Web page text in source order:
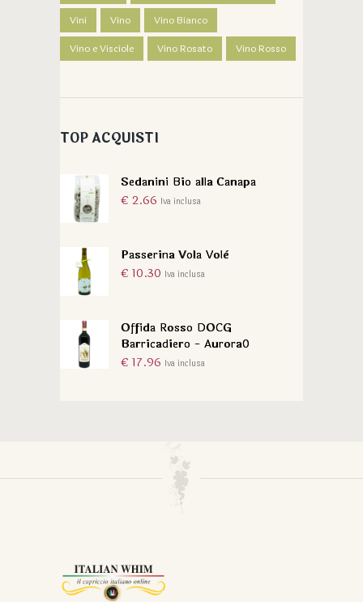
Vini
Vino
Vino Bianco
Vino e Visciole
Vino Rosato Vino Rosso
TOP ACQUISTI
Sedanini Bio alla Canapa
€ 2.66 Iva inclusa
Passerina Vola Volè
€ 10.30 Iva inclusa
Offida Rosso DOCG
Barricadiero - Aurora0
€ 17.96 Iva inclusa